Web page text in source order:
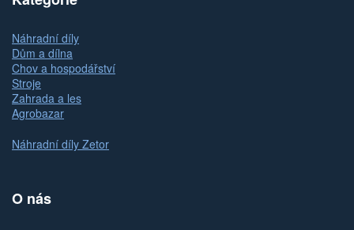
Náhradní díly
Dům a dílna
Chov a hospodářství
Stroje
Zahrada a les
Agrobazar
Náhradní díly Zetor
O nás